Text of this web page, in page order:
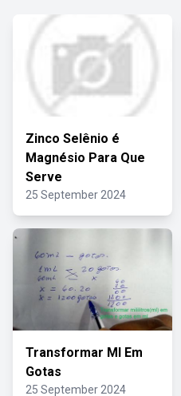
Zinco Selênio é
Magnésio Para Que
Serve
25 September 2024
Transformar Ml Em
Gotas
25 September 2024